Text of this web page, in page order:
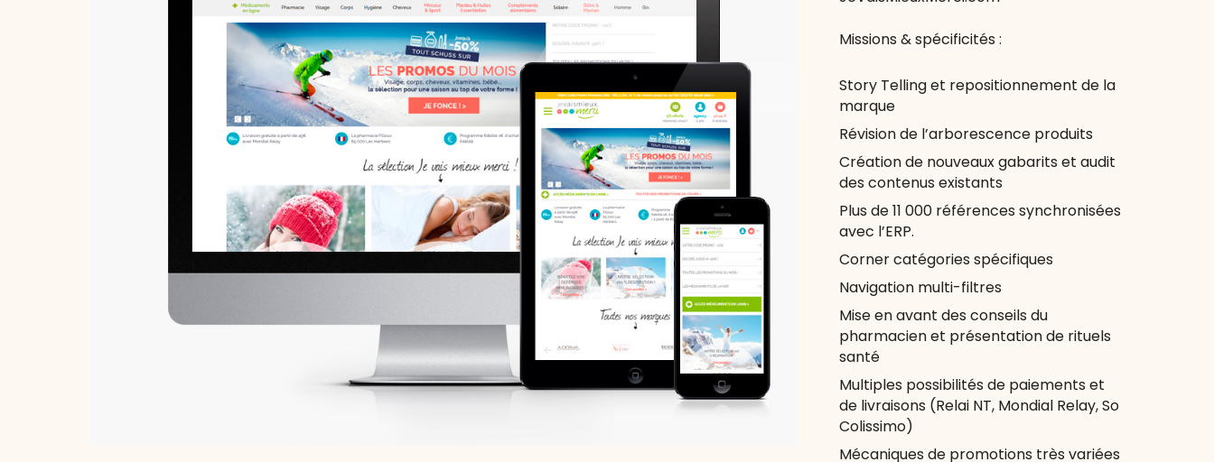
Missions & spécificités :
Story Telling et repositionnement de la
marque
Révision de l’arborescence produits
Création de nouveaux gabarits et audit
des contenus existants
Plus de 11 000 références synchronisées
avec l’ERP.
Corner catégories spécifiques
Navigation multi-filtres
Mise en avant des conseils du
pharmacien et présentation de rituels
santé
Multiples possibilités de paiements et
de livraisons (Relai NT, Mondial Relay, So
Colissimo)
Mécaniques de promotions très variées